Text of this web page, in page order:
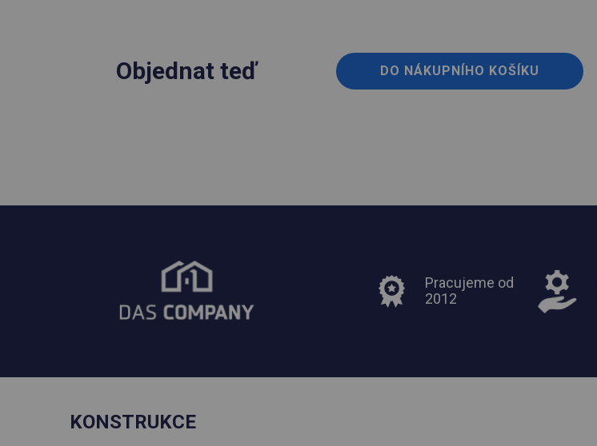
Objednat teď DO NÁKUPNÍHO KOŠÍKU
Pracujeme od
2012
KONSTRUKCE